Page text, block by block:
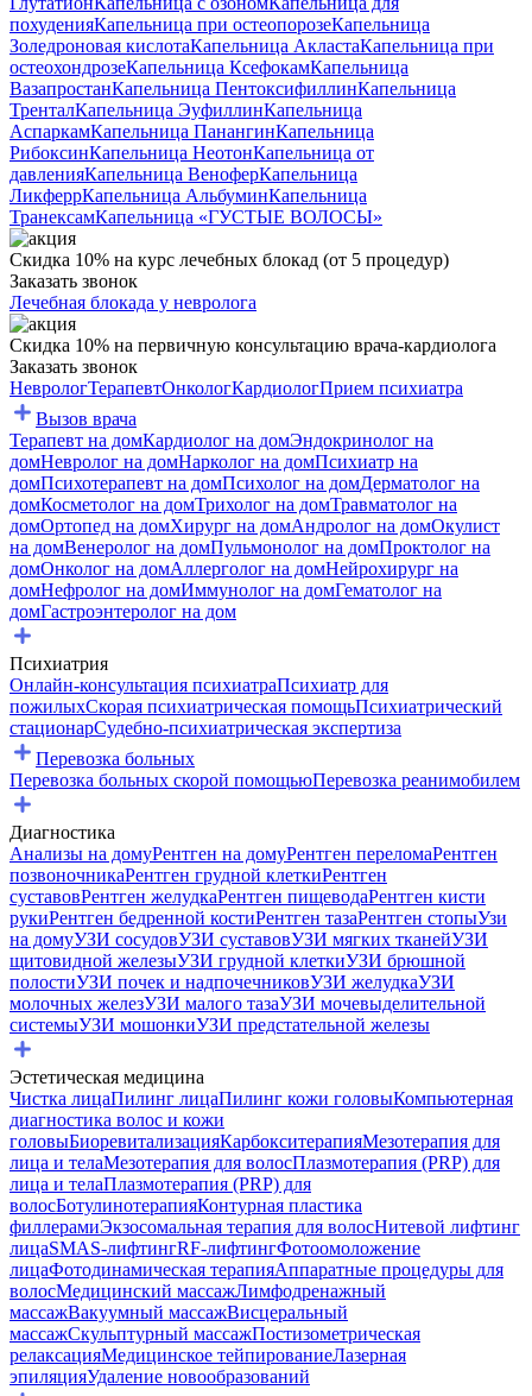
похуденияКапельница при остеопорозеКапельница
Золедроновая кислотаКапельница АкластаКапельница при
остеохондрозеКапельница КсефокамКапельница
ВазапростанКапельница ПентоксифиллинКапельница
ТренталКапельница ЭуфиллинКапельница
АспаркамКапельница ПанангинКапельница
РибоксинКапельница НеотонКапельница от
давленияКапельница ВеноферКапельница
ЛикферрКапельница АльбуминКапельница
ТранексамКапельница «ГУСТЫЕ ВОЛОСЫ»
Скидка 10% на курс лечебных блокад (от 5 процедур)
Заказать звонок
Лечебная блокада у невролога
Скидка 10% на первичную консультацию врача-кардиолога
Заказать звонок
НеврологТерапевтОнкологКардиологПрием психиатра
Вызов врача
Терапевт на домКардиолог на домЭндокринолог на
домНевролог на домНарколог на домПсихиатр на
домПсихотерапевт на домПсихолог на домДерматолог на
домКосметолог на домТрихолог на домТравматолог на
домОртопед на домХирург на домАндролог на домОкулист
на домВенеролог на домПульмонолог на домПроктолог на
домОнколог на домАллерголог на домНейрохирург на
домНефролог на домИммунолог на домГематолог на
домГастроэнтеролог на дом
Психиатрия
Онлайн-консультация психиатраПсихиатр для
пожилыхСкорая психиатрическая помощьПсихиатрический
стационарСудебно-психиатрическая экспертиза
Перевозка больных
Перевозка больных скорой помощьюПеревозка реанимобилем
Диагностика
Анализы на домуРентген на домуРентген переломаРентген
позвоночникаРентген грудной клеткиРентген
суставовРентген желудкаРентген пищеводаРентген кисти
рукиРентген бедренной костиРентген тазаРентген стопыУзи
на домуУЗИ сосудовУЗИ суставовУЗИ мягких тканейУЗИ
щитовидной железыУЗИ грудной клеткиУЗИ брюшной
полостиУЗИ почек и надпочечниковУЗИ желудкаУЗИ
молочных железУЗИ малого тазаУЗИ мочевыделительной
системыУЗИ мошонкиУЗИ предстательной железы
Эстетическая медицина
Чистка лицаПилинг лицаПилинг кожи головыКомпьютерная
диагностика волос и кожи
головыБиоревитализацияКарбокситерапияМезотерапия для
лица и телаМезотерапия для волосПлазмотерапия (PRP) для
лица и телаПлазмотерапия (PRP) для
волосБотулинотерапияКонтурная пластика
филлерамиЭкзосомальная терапия для волосНитевой лифтинг
лицаSMAS-лифтингRF-лифтингФотоомоложение
лицаФотодинамическая терапияАппаратные процедуры для
волосМедицинский массажЛимфодренажный
массажВакуумный массажВисцеральный
массажСкульптурный массажПостизометрическая
релаксацияМедицинское тейпированиеЛазерная
эпиляцияУдаление новообразований